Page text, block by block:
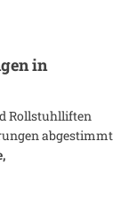
in
Rollstuhlliften
abgestimmt